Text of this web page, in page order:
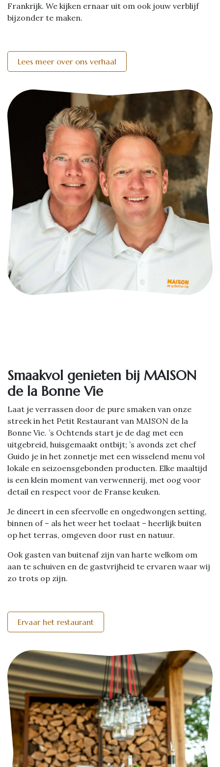
Frankrijk. We kijken ernaar uit om ook jouw verblijf
bijzonder te maken.
Lees meer over ons verhaal
Smaakvol genieten bij MAISON
de la Bonne Vie
Laat je verrassen door de pure smaken van onze
streek in het Petit Restaurant van MAISON de la
Bonne Vie. ’s Ochtends start je de dag met een
uitgebreid, huisgemaakt ontbijt; ’s avonds zet chef
Guido je in het zonnetje met een wisselend menu vol
lokale en seizoensgebonden producten. Elke maaltijd
is een klein moment van verwennerij, met oog voor
detail en respect voor de Franse keuken.
Je dineert in een sfeervolle en ongedwongen setting,
binnen of – als het weer het toelaat – heerlijk buiten
op het terras, omgeven door rust en natuur.
Ook gasten van buitenaf zijn van harte welkom om
aan te schuiven en de gastvrijheid te ervaren waar wij
zo trots op zijn.
Ervaar het restaurant